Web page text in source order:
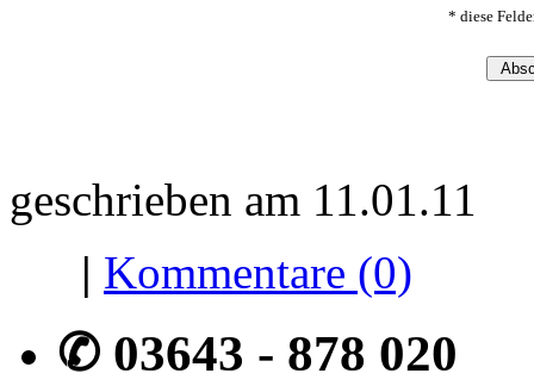
* diese
geschrieben am 11.01.11
| Kommentare (0)
✆ 03643 - 878 020